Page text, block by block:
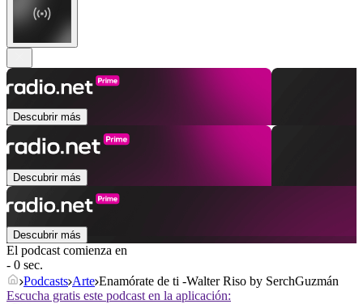
Descubrir más
Descubrir más
Descubrir más
El podcast comienza en
- 0 sec.
Podcasts Arte Enamórate de ti -Walter Riso by SerchGuzmán
Escucha gratis este podcast en la aplicación: